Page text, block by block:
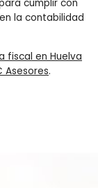
cumplir con
la contabilidad
fiscal en Huelva
Asesores.